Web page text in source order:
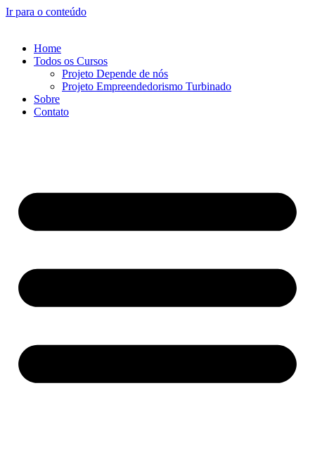
Ir para o conteúdo
Home
Todos os Cursos
Projeto Depende de nós
Projeto Empreendedorismo Turbinado
Sobre
Contato